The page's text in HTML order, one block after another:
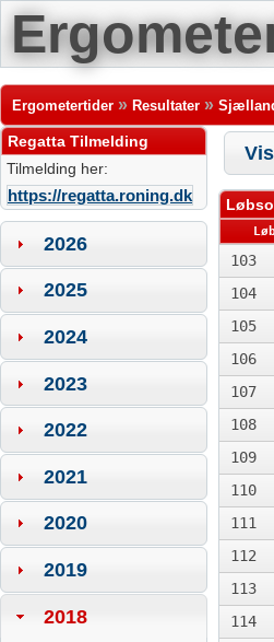
Ergometertider » Resultater »
Regatta Tilmelding
Tilmelding her:
https://regatta.roning.dk
2026
2025
2024
2023
2022
2021
2020
2019
2018
103
104
105
106
107
108
109
110
111
112
113
114